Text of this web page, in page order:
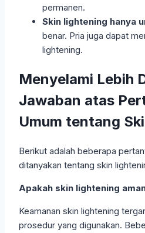
permanen.
Skin lightening hanya
benar. Pria juga dapat
lightening.
Menyelami Lebih
Jawaban atas
Umum tentang
Berikut adalah beberapa
ditanyakan tentang skin
Apakah skin lightening
Keamanan skin lightening
prosedur yang digunakan.